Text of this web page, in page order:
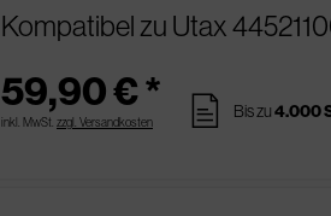
Kompatibel zu Utax
59,90 € *
inkl. MwSt. zzgl. Versandkosten pages Bis zu4.000